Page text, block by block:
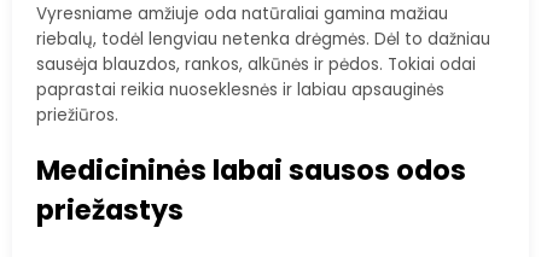
Vyresniame amžiuje oda natūraliai gamina mažiau
riebalų, todėl lengviau netenka drėgmės. Dėl to dažniau
sausėja blauzdos, rankos, alkūnės ir pėdos. Tokiai odai
paprastai reikia nuoseklesnės ir labiau apsauginės
priežiūros.
Medicininės labai sausos odos
priežastys